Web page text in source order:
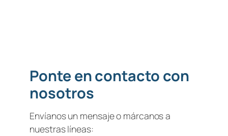
Ponte en contacto con
nosotros
Envíanos un mensaje o márcanos a
nuestras líneas: